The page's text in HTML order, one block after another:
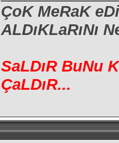
ÇoK MeRaK
ALDıKLaRıNı
SaLDıR BuNu
ÇaLDıR...